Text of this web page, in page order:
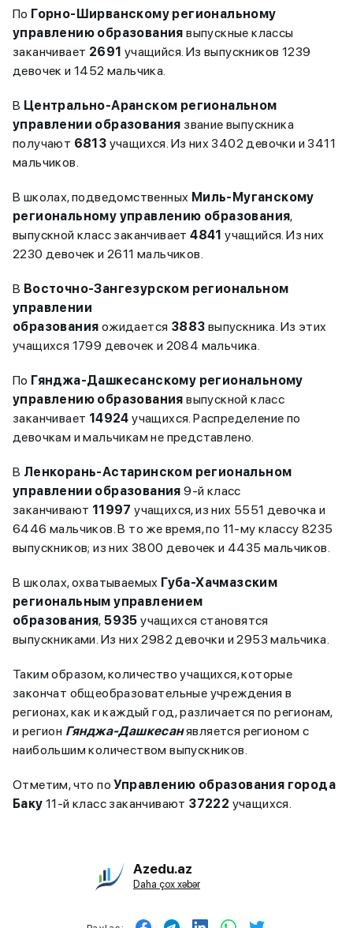
По Горно-Ширванскому региональному
управлению образования выпускные классы
заканчивает 2691 учащийся. Из выпускников 1239
девочек и 1452 мальчика.
В Центрально-Аранском региональном
управлении образования звание выпускника
получают 6813 учащихся. Из них 3402 девочки и 3411
мальчиков.
В школах, подведомственных Миль-Муганскому
региональному управлению образования,
выпускной класс заканчивает4841 учащийся. Из них
2230 девочек и 2611 мальчиков.
В Восточно-Зангезурском региональном
управлении
образования ожидается 3883 выпускника. Из этих
учащихся 1799 девочек и 2084 мальчика.
По Гянджа-Дашкесанскому региональному
управлению образования выпускной класс
заканчивает 14924 учащихся. Распределение по
девочкам и мальчикам не представлено.
В Ленкорань-Астаринском региональном
управлении образования 9-й класс
заканчивают 11997 учащихся, из них 5551 девочка и
6446 мальчиков. В то же время, по 11-му классу 8235
выпускников; из них 3800 девочек и 4435 мальчиков.
В школах, охватываемых Губа-Хачмазским
региональным управлением
образования,5935 учащихся становятся
выпускниками. Из них 2982 девочки и 2953 мальчика.
Таким образом, количество учащихся, которые
закончат общеобразовательные учреждения в
регионах, как и каждый год, различается по регионам,
и регион Гянджа-Дашкесанявляется регионом с
наибольшим количеством выпускников.
Отметим, что поУправлению образования города
Баку 11-й класс заканчивают 37222 учащихся.
Azedu.az
Daha çox xəbər